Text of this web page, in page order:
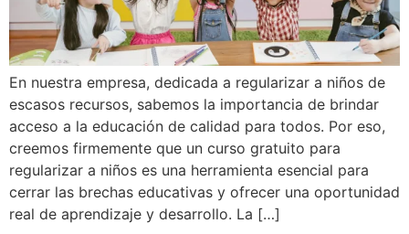
En nuestra empresa, dedicada a regularizar a niños de
escasos recursos, sabemos la importancia de brindar
acceso a la educación de calidad para todos. Por eso,
creemos firmemente que un curso gratuito para
regularizar a niños es una herramienta esencial para
cerrar las brechas educativas y ofrecer una oportunidad
real de aprendizaje y desarrollo. La […]